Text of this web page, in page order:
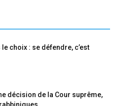
le choix : se défendre, c’est
décision de la Cour suprême,